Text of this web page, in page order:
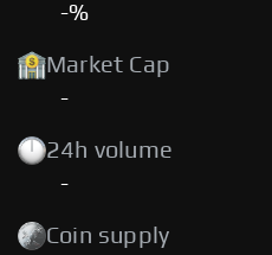
-%
Market Cap
-
24h volume
-
Coin supply